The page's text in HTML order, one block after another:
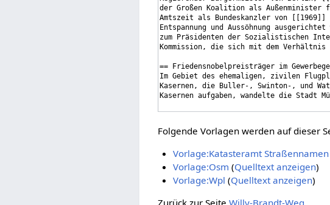
Folgende Vorlagen werden auf dieser
Vorlage:Katasteramt Straßennamen
Vorlage:Osm (Quelltext anzeigen)
Vorlage:Wpl (Quelltext anzeigen)